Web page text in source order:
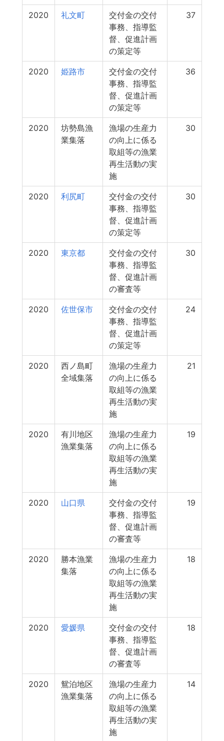
2020 礼文町
交付金の交付
事務、指導監
督、促進計画
の策定等
37
2020 姫路市
交付金の交付
事務、指導監
督、促進計画
の策定等
36
2020
坊勢島漁
業集落
漁場の生産力
の向上に係る
取組等の漁業
再生活動の実
施
30
2020 利尻町
交付金の交付
事務、指導監
督、促進計画
の策定等
30
2020 東京都
交付金の交付
事務、指導監
督、促進計画
の審査等
30
2020 佐世保市
交付金の交付
事務、指導監
督、促進計画
の策定等
24
2020
西ノ島町
全域集落
漁場の生産力
の向上に係る
取組等の漁業
再生活動の実
施
21
2020
有川地区
漁業集落
漁場の生産力
の向上に係る
取組等の漁業
再生活動の実
施
19
2020 山口県
交付金の交付
事務、指導監
督、促進計画
の審査等
19
2020
勝本漁業
集落
漁場の生産力
の向上に係る
取組等の漁業
再生活動の実
施
18
2020 愛媛県
交付金の交付
事務、指導監
督、促進計画
の審査等
18
2020
鴛泊地区
漁業集落
漁場の生産力
の向上に係る
取組等の漁業
再生活動の実
施
14